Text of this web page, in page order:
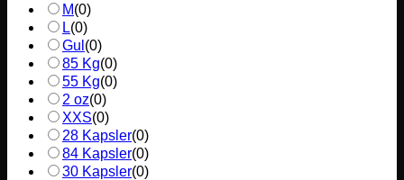
M(0)
L(0)
Gul (0)
85 Kg(0)
55 Kg(0)
2 oz(0)
XXS(0)
28 Kapsler(0)
84 Kapsler(0)
30 Kapsler(0)